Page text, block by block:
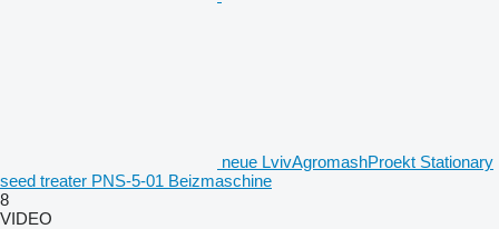
neue LvivAgromashProekt Stationary
seed treater PNS-5-01 Beizmaschine
8
VIDEO